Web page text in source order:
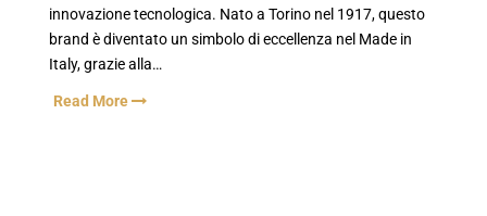
innovazione tecnologica. Nato a Torino nel 1917, questo
brand è diventato un simbolo di eccellenza nel Made in
Italy, grazie alla…
Read More